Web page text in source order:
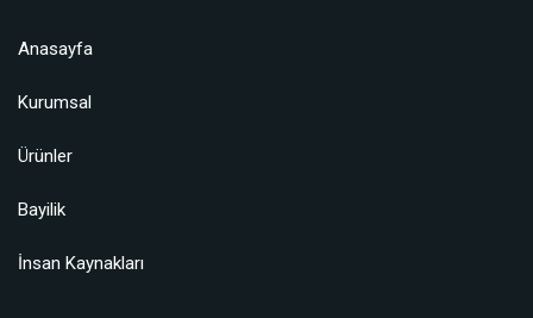
Anasayfa
Kurumsal
Ürünler
Bayilik
İnsan Kaynakları